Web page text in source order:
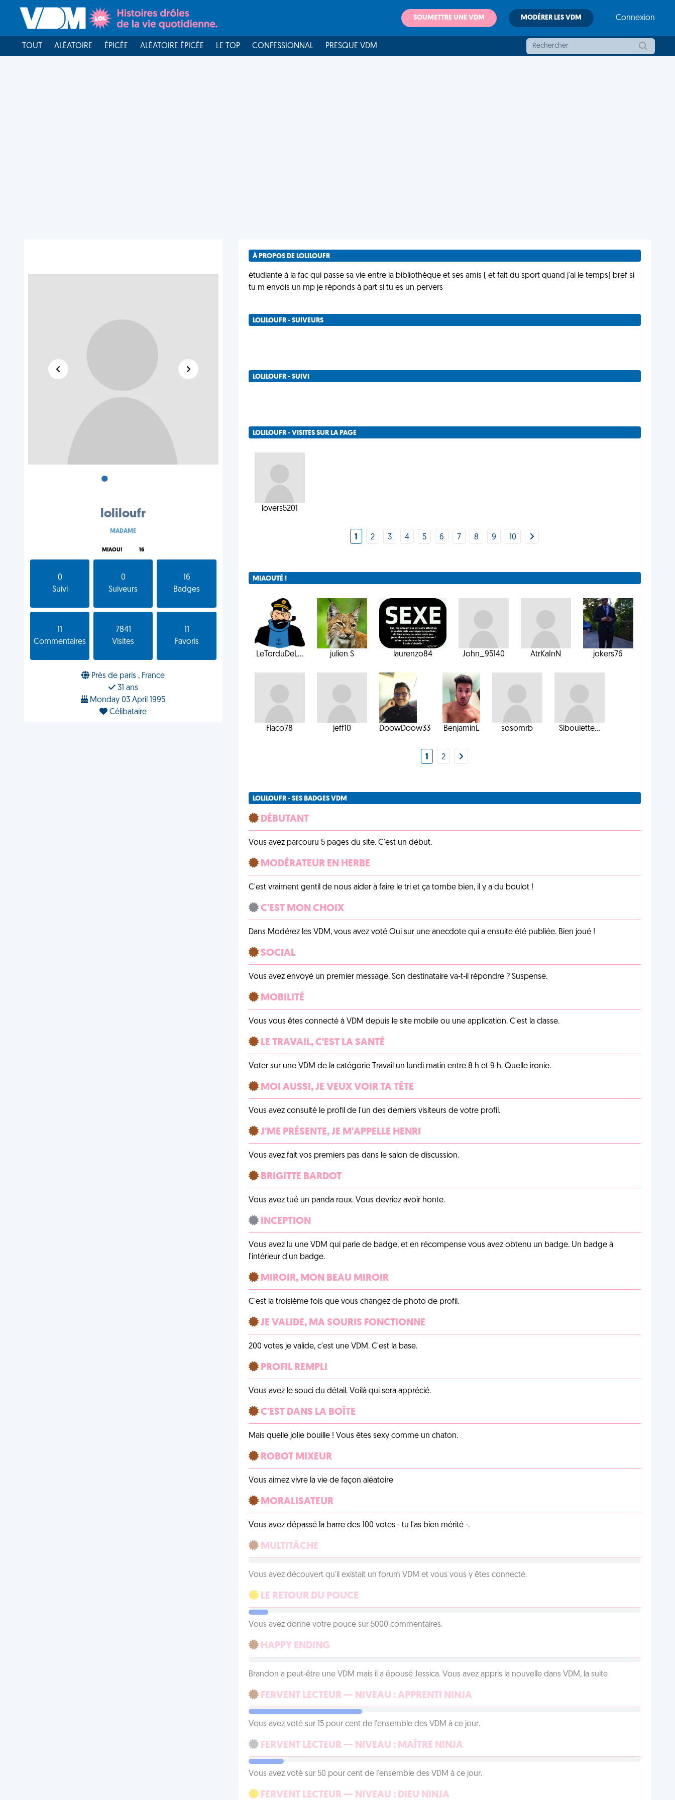
SOUMETTRE UNE VDM MODÉRER LES VDM Connexion
TOUT ALÉATOIRE ÉPICÉE ALÉATOIRE ÉPICÉE LE TOP CONFESSIONNAL PRESQUE VDM
•
loliloufr
MADAME
MIAOU! 16
0
Suivi
0
Suiveurs
16
Badges
Commentaires
7841
Visites
Favoris
Près de paris , France
31 ans
Monday 03 April 1995
Célibataire
À PROPOS DE LOLILOUFR
étudiante à la fac qui passe sa vie entre la bibliothèque et ses amis ( et fait du sport quand j'ai le temps) bref si
tu m envois un mp je réponds à part si tu es un pervers
LOLILOUFR - SUIVEURS
LOLILOUFR - SUIVI
LOLILOUFR - VISITES SUR LA PAGE
lovers5201
1 2 3 4 5 6 7 8 9 10
MIAOUTÉ !
LeTorduDeL... julien S laurenzo84 John_95140 AtrKaInN jokers76
Flaco78 jeff10 DoowDoow33 BenjaminL sosomrb Siboulette...
1 2
LOLILOUFR - SES BADGES VDM
DÉBUTANT
Vous avez parcouru 5 pages du site. C'est un début.
MODÉRATEUR EN HERBE
C'est vraiment gentil de nous aider à faire le tri et ça tombe bien, il y a du boulot !
C'EST MON CHOIX
Dans Modérez les VDM, vous avez voté Oui sur une anecdote qui a ensuite été publiée. Bien joué !
SOCIAL
Vous avez envoyé un premier message. Son destinataire va-t-il répondre ? Suspense.
MOBILITÉ
Vous vous êtes connecté à VDM depuis le site mobile ou une application. C'est la classe.
LE TRAVAIL, C'EST LA SANTÉ
Voter sur une VDM de la catégorie Travail un lundi matin entre 8 h et 9 h. Quelle ironie.
MOI AUSSI, JE VEUX VOIR TA TÊTE
Vous avez consulté le profil de l'un des derniers visiteurs de votre profil.
J'ME PRÉSENTE, JE M'APPELLE HENRI
Vous avez fait vos premiers pas dans le salon de discussion.
BRIGITTE BARDOT
Vous avez tué un panda roux. Vous devriez avoir honte.
INCEPTION
Vous avez lu une VDM qui parle de badge, et en récompense vous avez obtenu un badge. Un badge à
l'intérieur d'un badge.
MIROIR, MON BEAU MIROIR
C'est la troisième fois que vous changez de photo de profil.
JE VALIDE, MA SOURIS FONCTIONNE
200 votes je valide, c'est une VDM. C'est la base.
PROFIL REMPLI
Vous avez le souci du détail. Voilà qui sera apprécié.
C'EST DANS LA BOÎTE
Mais quelle jolie bouille ! Vous êtes sexy comme un chaton.
ROBOT MIXEUR
Vous aimez vivre la vie de façon aléatoire
MORALISATEUR
Vous avez dépassé la barre des 100 votes - tu l'as bien mérité -.
MULTITÂCHE
Vous avez découvert qu'il existait un forum VDM et vous vous y êtes connecté.
LE RETOUR DU POUCE
Vous avez donné votre pouce sur 5000 commentaires.
HAPPY ENDING
Brandon a peut-être une VDM mais il a épousé Jessica. Vous avez appris la nouvelle dans VDM, la suite
FERVENT LECTEUR — NIVEAU : APPRENTI NINJA
Vous avez voté sur 15 pour cent de l'ensemble des VDM à ce jour.
FERVENT LECTEUR — NIVEAU : MAÎTRE NINJA
Vous avez voté sur 50 pour cent de l'ensemble des VDM à ce jour.
FERVENT LECTEUR — NIVEAU : DIEU NINJA